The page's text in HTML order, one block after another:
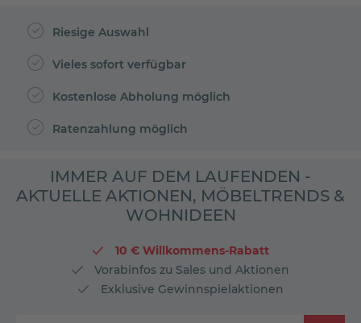
Riesige Auswahl
Vieles sofort verfügbar
Kostenlose Abholung möglich
Ratenzahlung möglich
IMMER AUF DEM LAUFENDEN -
AKTUELLE AKTIONEN, MÖBELTRENDS &
WOHNIDEEN
10 € Willkommens-Rabatt
Vorabinfos zu Sales und Aktionen
Exklusive Gewinnspielaktionen